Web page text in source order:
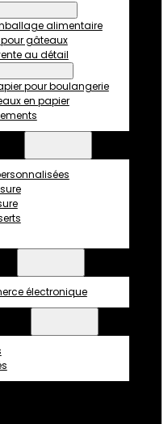
alimentaire
gâteaux
au détail
pour boulangerie
en papier
électronique